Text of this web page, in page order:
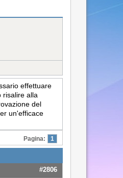
effettuare
risalire alla
del
un'efficace
Pagina: 1
#2806